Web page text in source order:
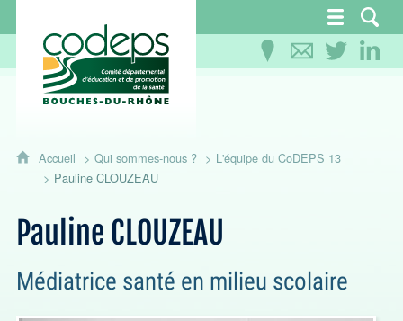
CoDEPS 13 - Comité départemental
Accueil Qui sommes-nous ?
L'équipe du CoDEPS 13
Pauline CLOUZEAU
Pauline CLOUZEAU
Médiatrice santé en milieu scolaire